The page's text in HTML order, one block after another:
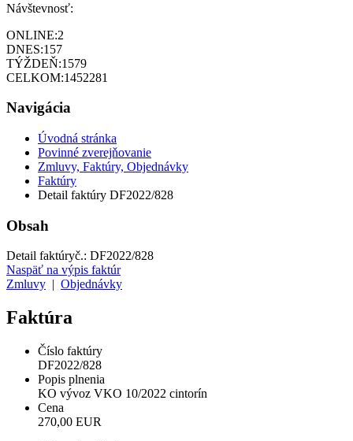
Návštevnosť:
ONLINE:2
DNES:157
TÝŽDEŇ:1579
CELKOM:1452281
Navigácia
Úvodná stránka
Povinné zverejňovanie
Zmluvy, Faktúry, Objednávky
Faktúry
Detail faktúry DF2022/828
Obsah
Detail faktúryč.: DF2022/828
Naspäť na výpis faktúr
Zmluvy
Objednávky
Faktúra
Číslo faktúry
DF2022/828
Popis plnenia
KO vývoz VKO 10/2022 cintorín
Cena
270,00 EUR